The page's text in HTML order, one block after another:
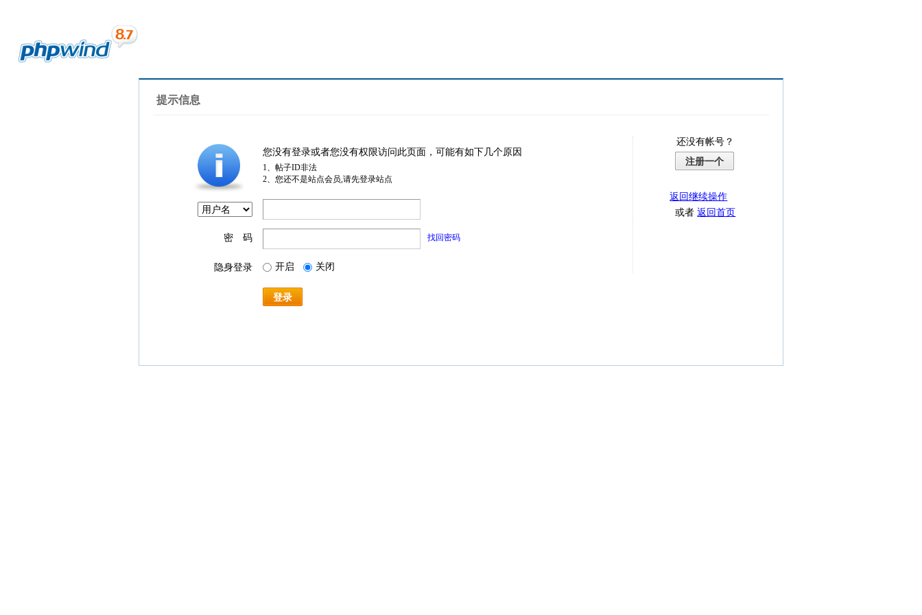
提示信息
您没有登录或者您没有权限访问此页面，可能有如下几个原因
1、帖子ID非法
2、您还不是站点会员,请先登录站点
密 码 找回密码
隐身登录 开启 关闭
登录
还没有帐号？
注册一个
返回继续操作
或者返回首页